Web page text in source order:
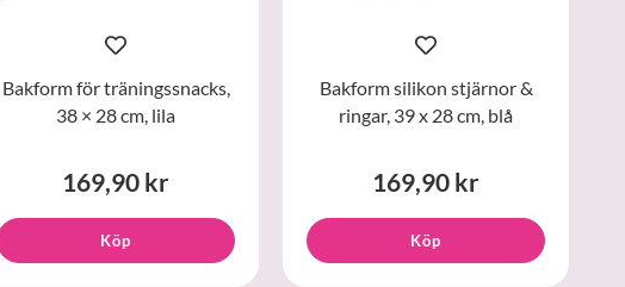
Bakform för träningssnacks,
38 × 28 cm, lila
169,90 kr
Köp
Bakform silikon stjärnor &
ringar, 39 x 28 cm, blå
169,90 kr
Köp